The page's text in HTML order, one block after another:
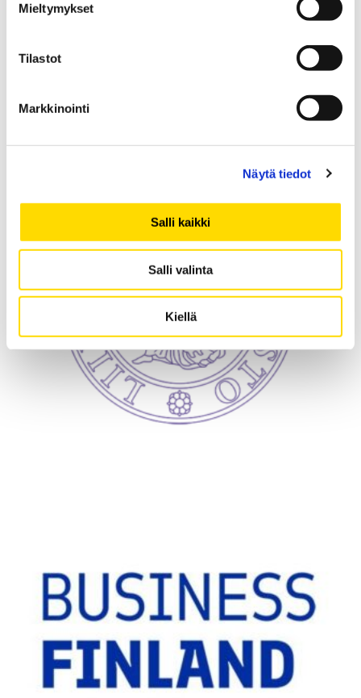
Mieltymykset
Tilastot
Markkinointi
Näytä tiedot
Salli kaikki
Salli valinta
Kiellä